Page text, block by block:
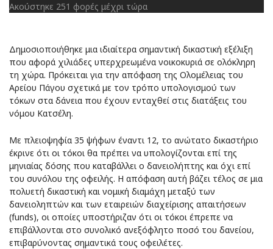
Ακούστηκε 251 φορές μέχρι τώρα
Δημοσιοποιήθηκε μια ιδιαίτερα σημαντική δικαστική εξέλιξη
που αφορά χιλιάδες υπερχρεωμένα νοικοκυριά σε ολόκληρη
τη χώρα. Πρόκειται για την απόφαση της Ολομέλειας του
Αρείου Πάγου σχετικά με τον τρόπο υπολογισμού των
τόκων στα δάνεια που έχουν ενταχθεί στις διατάξεις του
νόμου Κατσέλη.
Με πλειοψηφία 35 ψήφων έναντι 12, το ανώτατο δικαστήριο
έκρινε ότι οι τόκοι θα πρέπει να υπολογίζονται επί της
μηνιαίας δόσης που καταβάλλει ο δανειολήπτης και όχι επί
του συνόλου της οφειλής. Η απόφαση αυτή βάζει τέλος σε μια
πολυετή δικαστική και νομική διαμάχη μεταξύ των
δανειοληπτών και των εταιρειών διαχείρισης απαιτήσεων
(funds), οι οποίες υποστήριζαν ότι οι τόκοι έπρεπε να
επιβάλλονται στο συνολικό ανεξόφλητο ποσό του δανείου,
επιβαρύνοντας σημαντικά τους οφειλέτες.